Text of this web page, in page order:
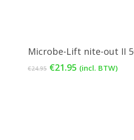
Toevoegen Aan
Microbe-Lift nite-out II
€24.95 Oorspronkelijke
€21.95Huidige
(incl. BTW)